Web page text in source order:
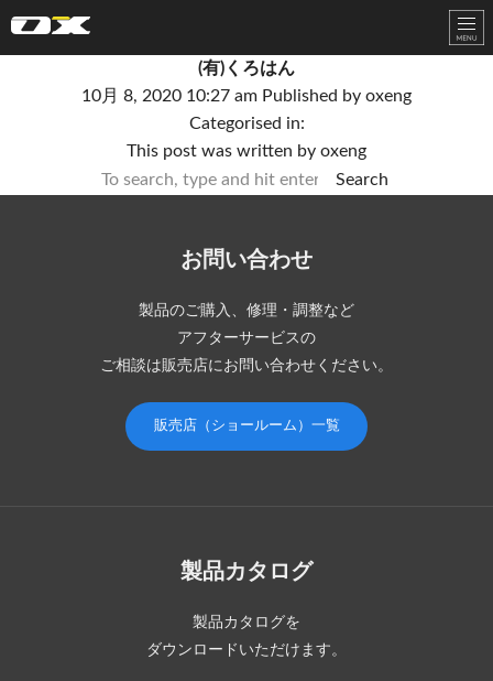
(有)くろはん
10月 8, 2020 10:27 am Published by oxeng
Categorised in:
This post was written by oxeng
Search
お問い合わせ
製品のご購入、修理・調整など
アフターサービスの
ご相談は販売店にお問い合わせください。
販売店（ショールーム）一覧
製品カタログ
製品カタログを
ダウンロードいただけます。